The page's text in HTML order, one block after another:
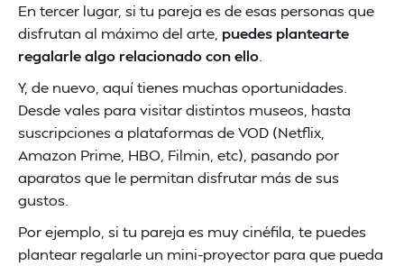
En tercer lugar, si tu pareja es de esas personas que
disfrutan al máximo del arte, puedes plantearte
regalarle algo relacionado con ello
Y, de nuevo, aquí tienes muchas oportunidades.
Desde vales para visitar distintos museos, hasta
suscripciones a plataformas de VOD (Netflix,
Amazon Prime, HBO, Filmin, etc), pasando por
aparatos que le permitan disfrutar más de sus
gustos.
Por ejemplo, si tu pareja es muy cinéfila, te puedes
plantear regalarle un mini-proyector para que pueda